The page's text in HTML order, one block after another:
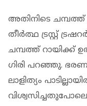
അതിനിടെ
തീര്‍ത്ഥ ട്രസ്റ്റ്
ചമ്പത്ത് റായിക്ക്
ഗിരി പറഞ്ഞു.
ലാളിത്യം